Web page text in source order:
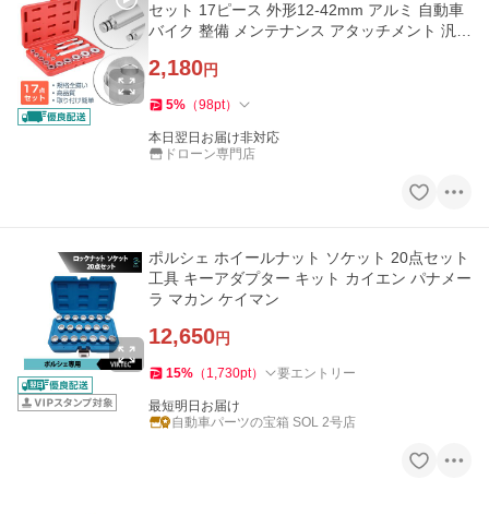
セット 17ピース 外形12-42mm アルミ 自動車
バイク 整備 メンテナンス アタッチメント 汎用
2,180円
5% （98pt）
本日翌日お届け非対応
ドローン専門店
ポルシェ ホイールナット ソケット 20点セット
工具 キーアダプター キット カイエン パナメー
ラ マカン ケイマン
12,650円
15% （ 1,730pt） 要エントリー
最短明日お届け
自動車パーツの宝箱 SOL 2号店